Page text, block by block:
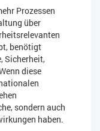
Prozessen
über
benötigt
Sicherheit,
diese
sondern auch
haben.